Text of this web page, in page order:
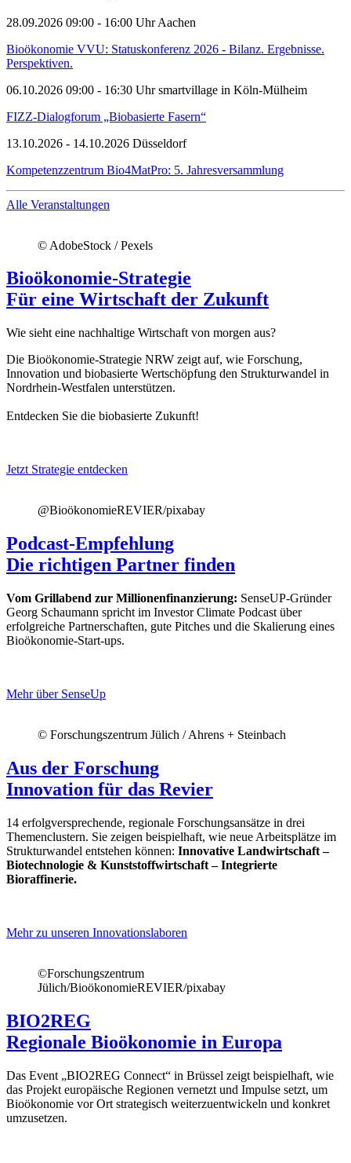
28.09.2026 09:00 - 16:00 UhrAachen
Bioökonomie VVU: Statuskonferenz 2026 - Bilanz. Ergebnisse.
Perspektiven.
06.10.2026 09:00 - 16:30 Uhrsmartvillage in Köln-Mülheim
FIZZ-Dialogforum „Biobasierte Fasern“
13.10.2026 - 14.10.2026 Düsseldorf
Kompetenzzentrum Bio4MatPro: 5. Jahresversammlung
Alle Veranstaltungen
© AdobeStock / Pexels
Bioökonomie-Strategie
Für eine Wirtschaft der Zukunft
Wie sieht eine nachhaltige Wirtschaft von morgen aus?
Die Bioökonomie-Strategie NRW zeigt auf, wie Forschung,
Innovation und biobasierte Wertschöpfung den Strukturwandel in
Nordrhein-Westfalen unterstützen.
Entdecken Sie die biobasierte Zukunft!
Jetzt Strategie entdecken
@BioökonomieREVIER/pixabay
Podcast-Empfehlung
Die richtigen Partner finden
Vom Grillabend zur Millionenfinanzierung: SenseUP-Gründer
Georg Schaumann spricht im Investor Climate Podcast über
erfolgreiche Partnerschaften, gute Pitches und die Skalierung eines
Bioökonomie-Start-ups.
Mehr über SenseUp
© Forschungszentrum Jülich / Ahrens + Steinbach
Aus der Forschung
Innovation für das Revier
14 erfolgversprechende, regionale Forschungsansätze in drei
Themenclustern. Sie zeigen beispielhaft, wie neue Arbeitsplätze im
Strukturwandel entstehen können: Innovative Landwirtschaft –
Biotechnologie & Kunststoffwirtschaft – Integrierte
Bioraffinerie.
Mehr zu unseren Innovationslaboren
©Forschungszentrum
Jülich/BioökonomieREVIER/pixabay
BIO2REG
Regionale Bioökonomie in Europa
Das Event „BIO2REG Connect“ in Brüssel zeigt beispielhaft, wie
das Projekt europäische Regionen vernetzt und Impulse setzt, um
Bioökonomie vor Ort strategisch weiterzuentwickeln und konkret
umzusetzen.